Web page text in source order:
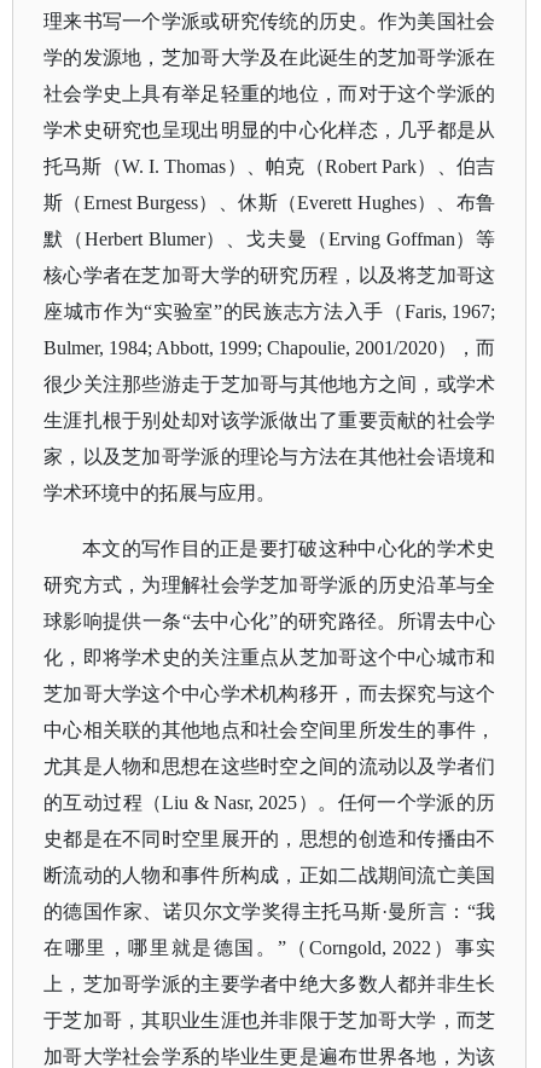
理来书写一个学派或研究传统的历史。作为美国社会
学的发源地，芝加哥大学及在此诞生的芝加哥学派在
社会学史上具有举足轻重的地位，而对于这个学派的
学术史研究也呈现出明显的中心化样态，几乎都是从
托马斯（W. I. Thomas）、帕克（Robert Park）、伯吉
斯（Ernest Burgess）、休斯（Everett Hughes）、布鲁
默（Herbert Blumer）、戈夫曼（Erving Goffman）等
核心学者在芝加哥大学的研究历程，以及将芝加哥这
座城市作为“实验室”的民族志方法入手（Faris, 1967;
Bulmer, 1984; Abbott, 1999; Chapoulie, 2001/2020），而
很少关注那些游走于芝加哥与其他地方之间，或学术
生涯扎根于别处却对该学派做出了重要贡献的社会学
家，以及芝加哥学派的理论与方法在其他社会语境和
学术环境中的拓展与应用。
本文的写作目的正是要打破这种中心化的学术史
研究方式，为理解社会学芝加哥学派的历史沿革与全
球影响提供一条“去中心化”的研究路径。所谓去中心
化，即将学术史的关注重点从芝加哥这个中心城市和
芝加哥大学这个中心学术机构移开，而去探究与这个
中心相关联的其他地点和社会空间里所发生的事件，
尤其是人物和思想在这些时空之间的流动以及学者们
的互动过程（Liu & Nasr, 2025）。任何一个学派的历
史都是在不同时空里展开的，思想的创造和传播由不
断流动的人物和事件所构成，正如二战期间流亡美国
的德国作家、诺贝尔文学奖得主托马斯·曼所言：“我
在哪里，哪里就是德国。”（Corngold, 2022）事实
上，芝加哥学派的主要学者中绝大多数人都并非生长
于芝加哥，其职业生涯也并非限于芝加哥大学，而芝
加哥大学社会学系的毕业生更是遍布世界各地，为该